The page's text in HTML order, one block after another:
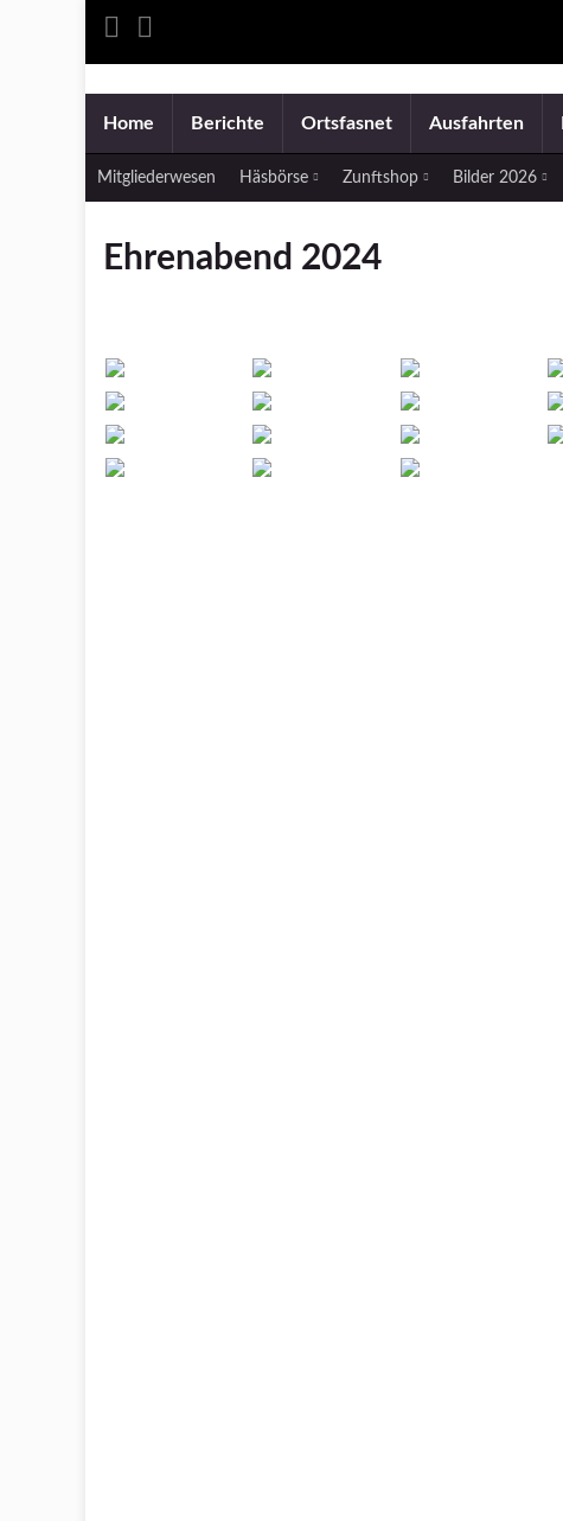
Home Berichte Ortsfasnet Ausfahrten
Mitgliederwesen Häsbörse Zunftshop Bilder 2026
Ehrenabend 2024